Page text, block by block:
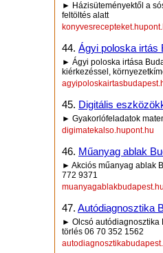
► Házisüteményektől a
feltöltés alatt
44. Ágyi poloska irtás
► Ágyi poloska irtása
kiérkezéssel,
45. Digitális
► Gyakorlófeladatok
digimatekalso.hupont.hu
46. Műanyag ablak
► Akciós műanyag ablak
772 9371
47. Autódiagnosztika
► Olcsó autódiagnosztika
törlés 06 70 352 1562